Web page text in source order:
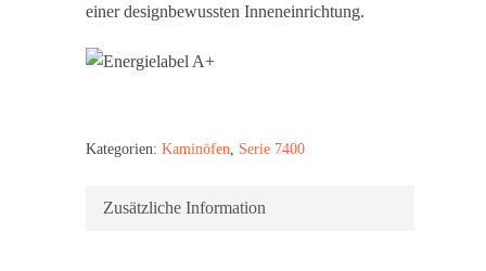
einer designbewussten Inneneinrichtung.
Kategorien: Kaminöfen Serie 7400
Zusätzliche Information